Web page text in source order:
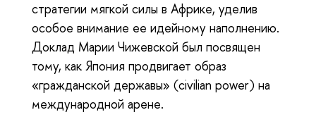
стратегии мягкой силы в Африке, уделив
особое внимание ее идейному наполнению.
Доклад Марии Чижевской был посвящен
тому, как Япония продвигает образ
«гражданской державы» (civilian power) на
международной арене.